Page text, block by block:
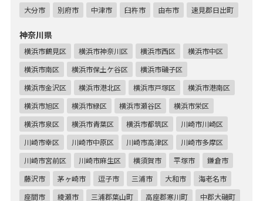
大分市 別府市 中津市 臼杵市 由布市 速見郡日出町
神奈川県
横浜市鶴見区 横浜市神奈川区 横浜市西区
横浜市中区
横浜市南区
横浜市保土ケ谷区
横浜市磯子区
横浜市金沢区
横浜市港北区 横浜市戸塚区
横浜市港南区
横浜市旭区
横浜市緑区 横浜市瀬谷区
横浜市栄区
横浜市泉区
横浜市青葉区 横浜市都筑区
川崎市川崎区
川崎市幸区
川崎市中原区 川崎市高津区
川崎市多摩区
川崎市宮前区
川崎市麻生区 横須賀市 平塚市
鎌倉市
藤沢市
茅ヶ崎市 逗子市 三浦市 大和市
海老名市
座間市
綾瀬市 三浦郡葉山町 高座郡寒川町 中郡大磯町